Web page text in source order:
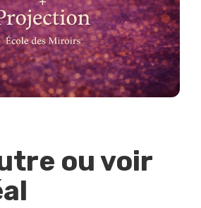
ou voir